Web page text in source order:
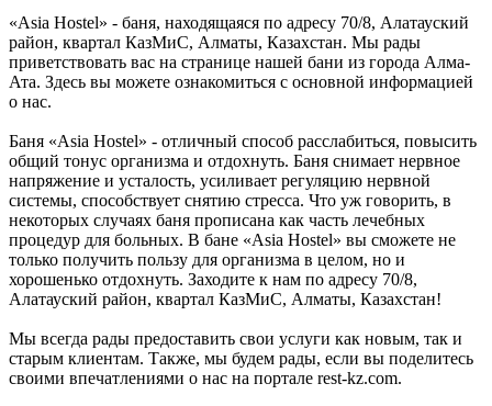
«Asia Hostel» - баня, находящаяся по адресу 70/8, Алатауский
район, квартал КазМиС, Алматы, Казахстан. Мы рады
приветствовать вас на странице нашей бани из города Алма-
Ата. Здесь вы можете ознакомиться с основной информацией
о нас.
Баня «Asia Hostel» - отличный способ расслабиться, повысить
общий тонус организма и отдохнуть. Баня снимает нервное
напряжение и усталость, усиливает регуляцию нервной
системы, способствует снятию стресса. Что уж говорить, в
некоторых случаях баня прописана как часть лечебных
процедур для больных. В бане «Asia Hostel» вы сможете не
только получить пользу для организма в целом, но и
хорошенько отдохнуть. Заходите к нам по адресу 70/8,
Алатауский район, квартал КазМиС, Алматы, Казахстан!
Мы всегда рады предоставить свои услуги как новым, так и
старым клиентам. Также, мы будем рады, если вы поделитесь
своими впечатлениями о нас на портале rest-kz.com.